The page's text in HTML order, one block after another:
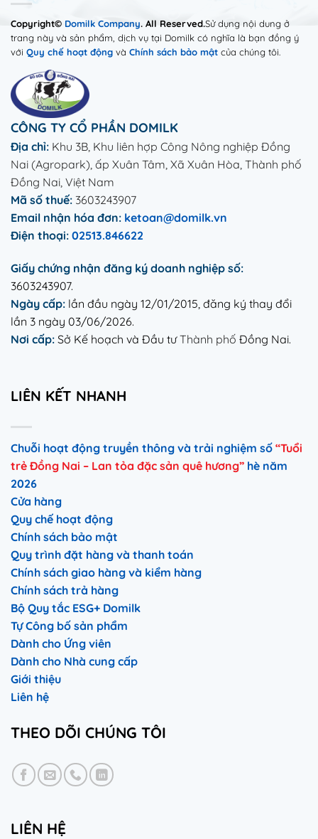
Copyright© Domilk Company. All Reserved.Sử dụng nội dung ở
trang này và sản phẩm, dịch vụ tại Domilk có nghĩa là bạn đồng ý
với Quy chế hoạt động và Chính sách bảo mật của chúng tôi.
CÔNG TY CỔ PHẦN DOMILK
Địa chỉ: Khu 3B, Khu liên hợp Công Nông nghiệp Đồng
Nai (Agropark), ấp Xuân Tâm, Xã Xuân Hòa, Thành phố
Đồng Nai, Việt Nam
Mã số thuế: 3603243907
Email nhận hóa đơn: ketoan@domilk.vn
Điện thoại: 02513.846622
Giấy chứng nhận đăng ký doanh nghiệp số:
3603243907.
Ngày cấp: lần đầu ngày 12/01/2015, đăng ký thay đổi
lần 3 ngày 03/06/2026.
Nơi cấp: Sở Kế hoạch và Đầu tưThành phố Đồng Nai.
LIÊN KẾT NHANH
Chuỗi hoạt động truyền thông và trải nghiệm số “Tuổi
trẻ Đồng Nai – Lan tỏa đặc sản quê hương” hè năm
2026
Cửa hàng
Quy chế hoạt động
Chính sách bảo mật
Quy trình đặt hàng và thanh toán
Chính sách giao hàng và kiểm hàng
Chính sách trả hàng
Bộ Quy tắc ESG+ Domilk
Tự Công bố sản phẩm
Dành cho Ứng viên
Dành cho Nhà cung cấp
Giới thiệu
Liên hệ
THEO DÕI CHÚNG TÔI
LIÊN HỆ